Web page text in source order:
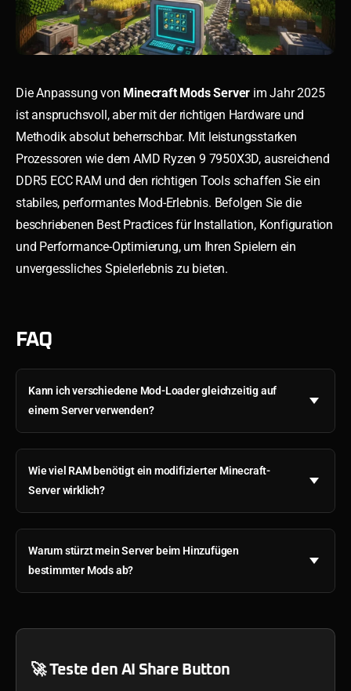
Die Anpassung von Minecraft Mods Server im Jahr 2025
ist anspruchsvoll, aber mit der richtigen Hardware und
Methodik absolut beherrschbar. Mit leistungsstarken
Prozessoren wie dem AMD Ryzen 9 7950X3D, ausreichend
DDR5 ECC RAM und den richtigen Tools schaffen Sie ein
stabiles, performantes Mod-Erlebnis. Befolgen Sie die
beschriebenen Best Practices für Installation, Konfiguration
und Performance-Optimierung, um Ihren Spielern ein
unvergessliches Spielerlebnis zu bieten.
FAQ
Kann ich verschiedene Mod-Loader gleichzeitig auf
einem Server verwenden?
Wie viel RAM benötigt ein modifizierter Minecraft-
Server wirklich?
Warum stürzt mein Server beim Hinzufügen
bestimmter Mods ab?
🚀 Teste den AI Share Button